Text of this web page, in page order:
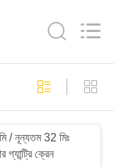
ক্রেন
/ নূন্যতম 32 মিঃ
গ্যান্ট্রি ক্রেন